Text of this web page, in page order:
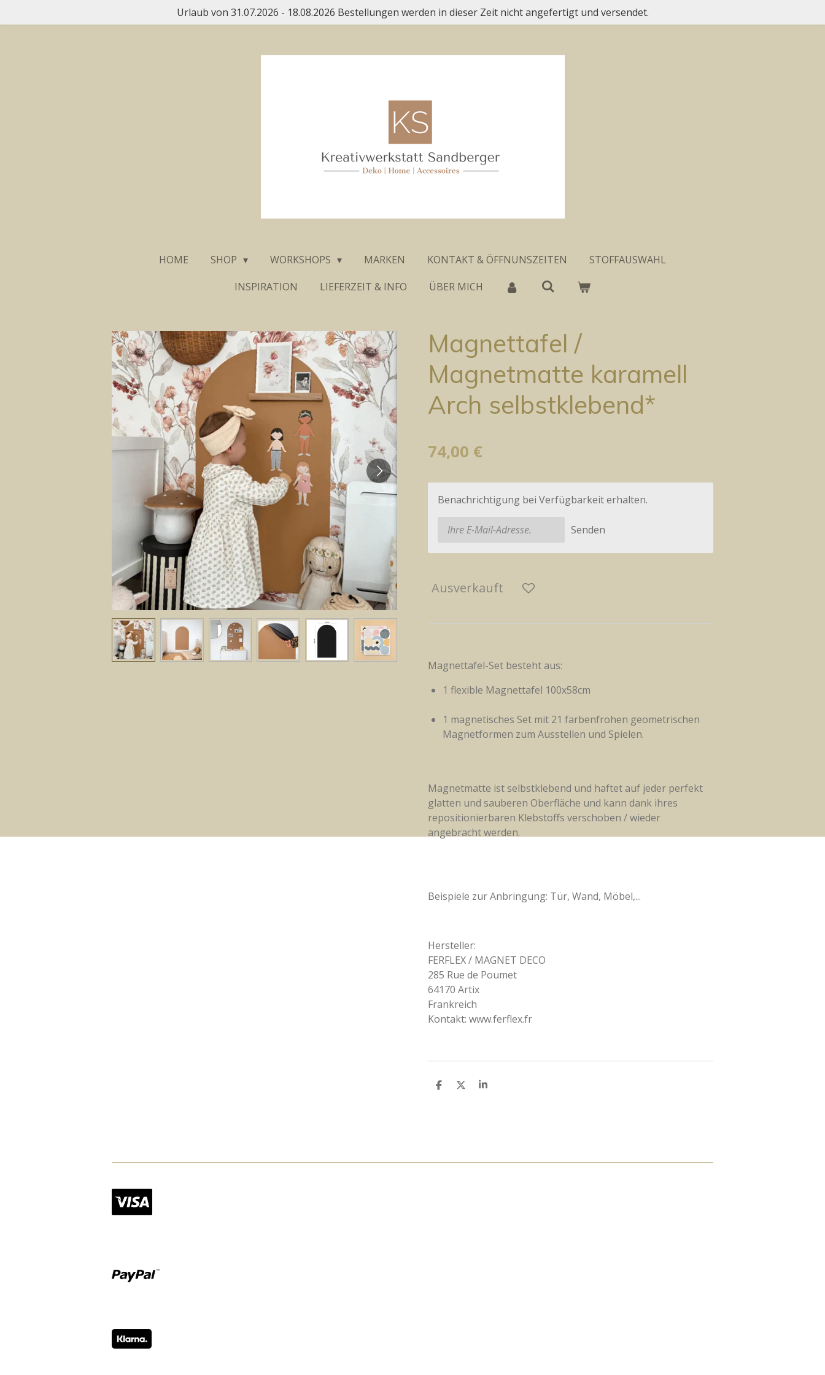
Hauptinhalt
Urlaub von 31.07.2026 - 18.08.2026 Bestellungen werden in dieser Zeit nicht angefertigt und versendet.
HOME SHOP WORKSHOPS MARKEN KONTAKT & ÖFFNUNSZEITEN
STOFFAUSWAHL
INSPIRATION
LIEFERZEIT & INFO ÜBER MICH
Magnettafel /
Magnetmatte karamell
Arch selbstklebend*
74,00 €
Benachrichtigung bei Verfügbarkeit erhalten.
Senden
Ausverkauft
Magnettafel-Set besteht aus:
1 flexible Magnettafel 100x58cm
1 magnetisches Set mit 21 farbenfrohen geometrischen
Magnetformen zum Ausstellen und Spielen.
Magnetmatte ist selbstklebend und haftet auf jeder perfekt
glatten und sauberen Oberfläche und kann dank ihres
repositionierbaren Klebstoffs verschoben / wieder
angebracht werden.
Beispiele zur Anbringung: Tür, Wand, Möbel,...
Hersteller:
FERFLEX / MAGNET DECO
285 Rue de Poumet
64170 Artix
Frankreich
Kontakt: www.ferflex.fr
T
T
T